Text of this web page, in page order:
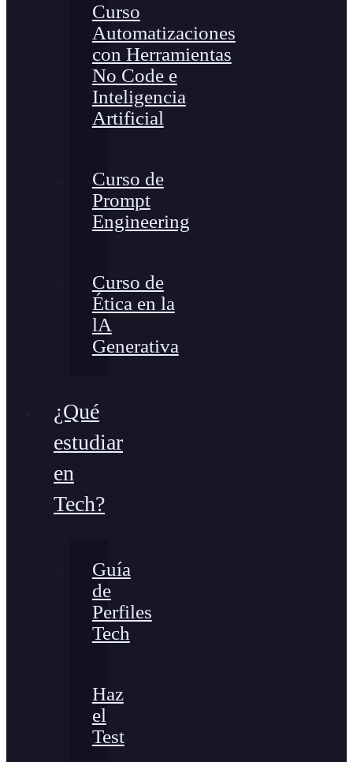
Curso
Automatizaciones
con Herramientas
No Code e
Inteligencia
Artificial
Curso de
Prompt
Engineering
Curso de
Ética en la
lA
Generativa
¿Qué
estudiar
en
Tech?
Guía
de
Perfiles
Tech
Haz
el
Test